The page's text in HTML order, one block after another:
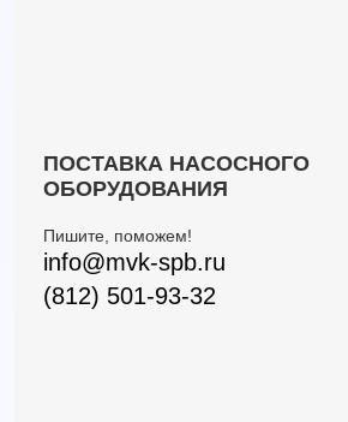
ПОСТАВКА НАСОСНОГО
ОБОРУДОВАНИЯ
Пишите, поможем!
info@mvk-spb.ru
(812) 501-93-32